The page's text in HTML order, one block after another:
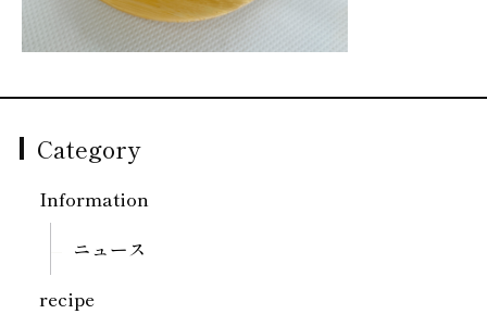
Category
Information
ニュース
recipe